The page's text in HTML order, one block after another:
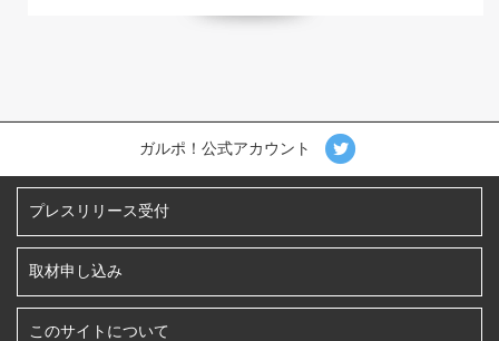
ガルポ！公式アカウント
プレスリリース受付
取材申し込み
このサイトについて